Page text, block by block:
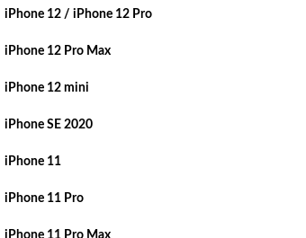
iPhone 12 / iPhone 12 Pro
iPhone 12 Pro Max
iPhone 12 mini
iPhone SE 2020
iPhone 11
iPhone 11 Pro